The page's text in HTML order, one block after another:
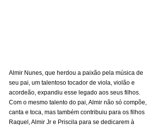
Almir Nunes, que herdou a paixão pela música de
seu pai, um talentoso tocador de viola, violão e
acordeão, expandiu esse legado aos seus filhos.
Com o mesmo talento do pai, Almir não só compõe,
canta e toca, mas também contribuiu para os filhos
Raquel, Almir Jr e Priscila para se dedicarem à